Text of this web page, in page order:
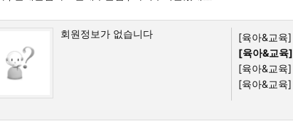
회원정보가 없습니다 [육아&교육]
[육아&교육]
[육아&교육]
[육아&교육]